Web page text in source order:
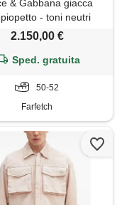
& Gabbana giacca
- toni neutri
2.150,00 €
Sped. gratuita
50-52
Farfetch